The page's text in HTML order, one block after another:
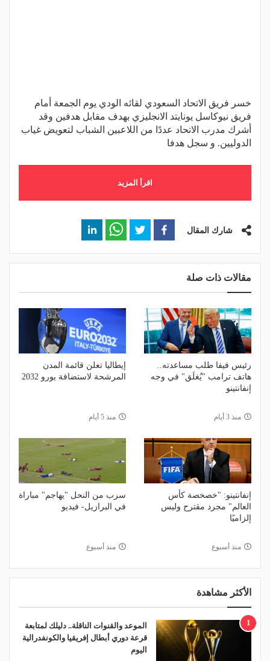
خسر فريق الاتحاد السعودي لقائه الودي يوم الجمعة أمام
فريق نيوكاسل يونايتد الانجليزي بهدف مقابل هدفين وقد
أشرك مدرب الاتحاد عددًا من اللاعبين الشباب لتعويض غياب
الدوليين. و سجل هدفا
اقرأ المزيد
شارك المقال
مقالات ذات صلة
رئيس فيفا طلب مساعدته..
هاتف ترامب "يُغلَق" في وجه
إنفانتينو
منذ 3 أيام
إيطاليا تعلن قائمة المدن
المرشحة لاستضافة يورو 2032
منذ 5 أيام
إنفانتينو: "خصخصة كأس
العالم" مجرد مقترح وليس
إلزاميًا
منذ أسبوع
سرب من النحل "يهاجم" مباراة
في البرازيل- فيديو
منذ أسبوع
الأكثر مشاهدة
1
الموعد والقنوات الناقلة.. دليلك لمتابعة
قرعة دوري أبطال إفريقيا والكونفدرالية
اليوم